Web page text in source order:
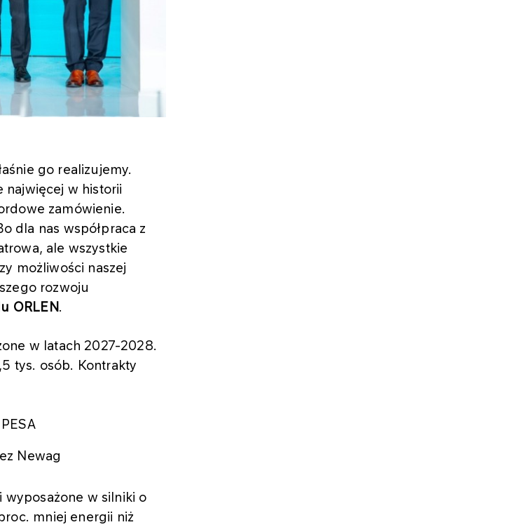
go realizujemy.
najwięcej w historii
zamówienie.
dla nas współpraca z
ale wszystkie
możliwości naszej
rozwoju
ORLEN.
w latach 2027-2028.
tys. osób. Kontrakty
Newag
w silniki o
mniej energii niż